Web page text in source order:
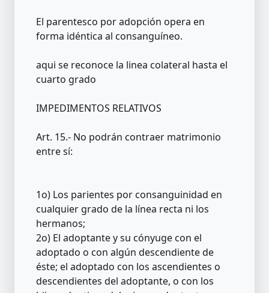
El parentesco por adopción opera en
forma idéntica al consanguíneo.
aqui se reconoce la linea colateral hasta el
cuarto grado
IMPEDIMENTOS RELATIVOS
Art. 15.- No podrán contraer matrimonio
entre sí:
1o) Los parientes por consanguinidad en
cualquier grado de la línea recta ni los
hermanos;
2o) El adoptante y su cónyuge con el
adoptado o con algún descendiente de
éste; el adoptado con los ascendientes o
descendientes del adoptante, o con los